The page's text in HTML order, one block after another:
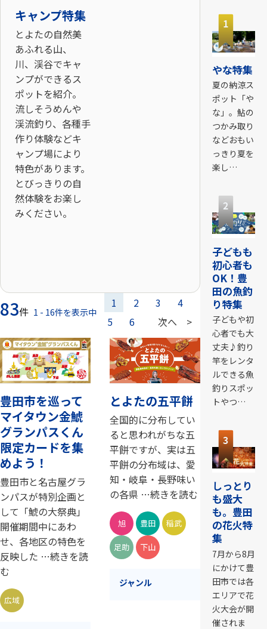
キャンプ特集
とよたの自然美
あふれる山、
川、渓谷でキャ
ンプができるス
ポットを紹介。
流しそうめんや
渓流釣り、各種手
作り体験などキ
ャンプ場により
特色があります。
とびっきりの自
然体験をお楽し
みください。
83件 1 - 16件を表示中
1 2 3
4
5
6 次へ >
豊田市を巡って
マイタウン金鯱
グランパスくん
限定カードを集
めよう！
豊田市と名古屋グラ
ンパスが特別企画と
して「鯱の大祭典」
開催期間中にあわ
せ、各地区の特色を
反映した …続きを読
む
広域
とよたの五平餅
全国的に分布してい
ると思われがちな五
平餅ですが、実は五
平餅の分布域は、愛
知・岐阜・長野味い
の各県 …続きを読む
旭 豊田 稲武
足助 下山
ジャンル
やな特集
夏の納涼ス
ポット「や
な」。鮎の
つかみ取り
などおもい
っきり夏を
楽し…
子どもも
初心者も
OK！豊
田の魚釣
り特集
子どもや初
心者でも大
丈夫♪釣り
竿をレンタ
ルできる魚
釣りスポッ
トやつ…
しっとり
も盛大
も。豊田
の花火特
集
7月から8月
にかけて豊
田市では各
エリアで花
火大会が開
催されま